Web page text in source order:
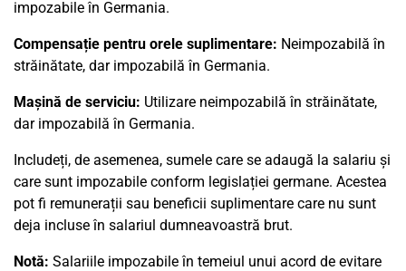
impozabile în Germania.
Compensație pentru orele suplimentare: Neimpozabilă în
străinătate, dar impozabilă în Germania.
Mașină de serviciu: Utilizare neimpozabilă în străinătate,
dar impozabilă în Germania.
Includeți, de asemenea, sumele care se adaugă la salariu și
care sunt impozabile conform legislației germane. Acestea
pot fi remunerații sau beneficii suplimentare care nu sunt
deja incluse în salariul dumneavoastră brut.
Notă: Salariile impozabile în temeiul unui acord de evitare